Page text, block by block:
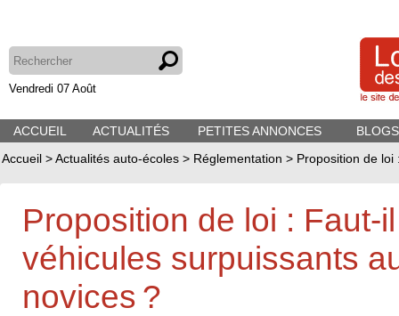
Vendredi 07 Août
ACCUEIL ACTUALITÉS PETITES ANNONCES
Accueil >Actualités auto-écoles > Réglementation > Proposition de loi
Proposition de loi : Faut-
véhicules surpuissants
novices ?